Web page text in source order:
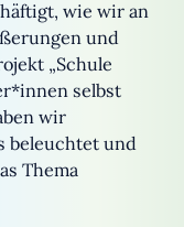
wie wir an
und
„Schule
selbst
wir
beleuchtet und
Thema